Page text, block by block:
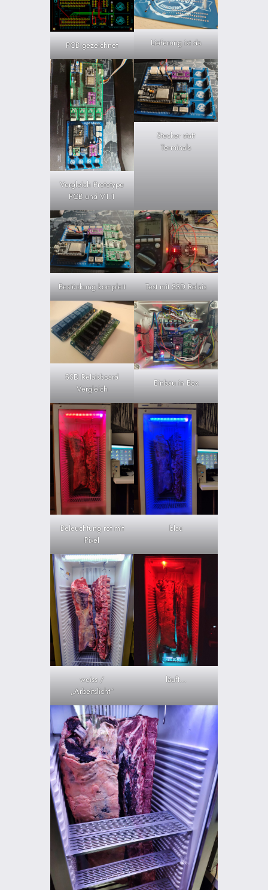
PCB gezeichnet Lieferung ist da
Vergleich Prototype
PCB und V1.1
Stecker statt
Terminals
Bestückung komplett Test mit SSD Relais
SSD Relaisboard
Vergleich
Einbau in Box
Beleuchtung rot mit
Pixel
blau
weiss /
„Arbeitslicht“
läuft…